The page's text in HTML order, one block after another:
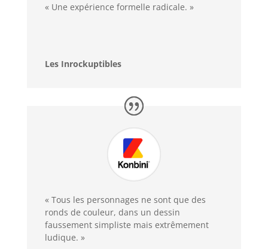
« Une expérience formelle radicale. »
Les Inrockuptibles
« Tous les personnages ne sont que des
ronds de couleur, dans un dessin
faussement simpliste mais extrêmement
ludique. »